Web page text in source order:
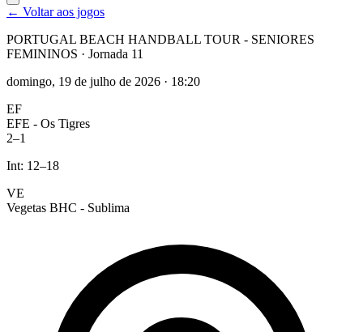
← Voltar aos jogos
PORTUGAL BEACH HANDBALL TOUR - SENIORES
FEMININOS · Jornada 11
domingo, 19 de julho de 2026 · 18:20
EF
EFE - Os Tigres
2–1
Int: 12–18
VE
Vegetas BHC - Sublima